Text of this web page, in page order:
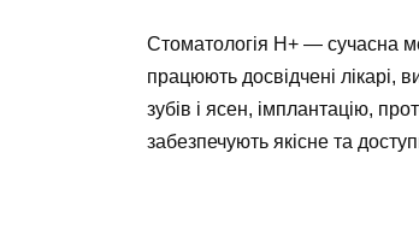
Стоматологія Н+ — сучасна
працюють досвідчені лікарі,
зубів і ясен, імплантацію,
забезпечують якісне та